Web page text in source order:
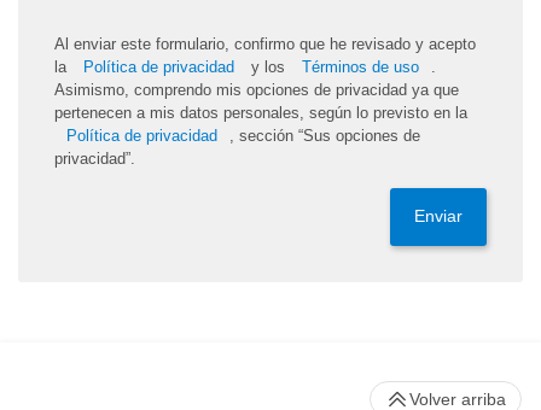
Al enviar este formulario, confirmo que he revisado y acepto
la
Política de privacidad y los Términos de uso
Asimismo, comprendo mis opciones de privacidad ya que
pertenecen a mis datos personales, según lo previsto en la
Política de privacidad
, sección “Sus opciones de
privacidad”.
Enviar
Volver arriba